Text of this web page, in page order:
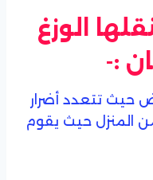
الوزغ
:-
حيث تتعدد أضرار
المنزل حيث يقوم